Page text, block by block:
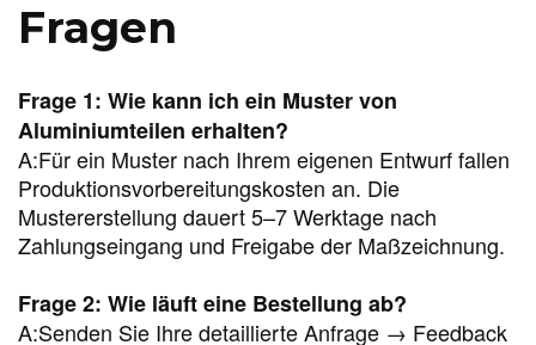
Fragen
Frage 1: Wie kann ich ein Muster von
Aluminiumteilen erhalten?
A:Für ein Muster nach Ihrem eigenen Entwurf fallen
Produktionsvorbereitungskosten an. Die
Mustererstellung dauert 5–7 Werktage nach
Zahlungseingang und Freigabe der Maßzeichnung.
Frage 2: Wie läuft eine Bestellung ab?
A:Senden Sie Ihre detaillierte Anfrage → Feedback